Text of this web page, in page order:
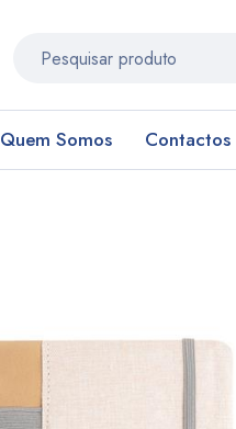
Quem Somos Contactos